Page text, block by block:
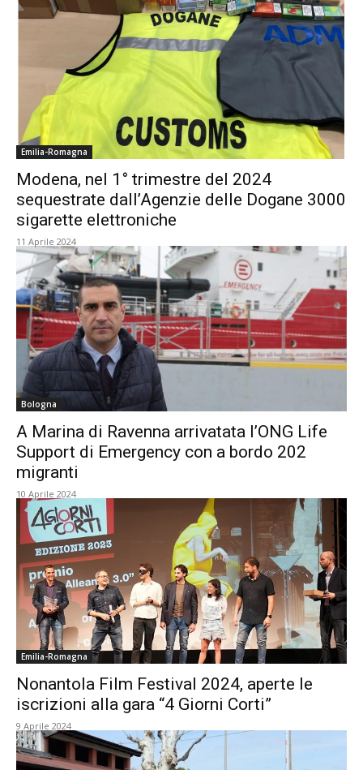
Emilia-Romagna
Modena, nel 1° trimestre del 2024
sequestrate dall’Agenzie delle Dogane 3000
sigarette elettroniche
11 Aprile 2024
Bologna
A Marina di Ravenna arrivatata l’ONG Life
Support di Emergency con a bordo 202
migranti
10 Aprile 2024
Emilia-Romagna
Nonantola Film Festival 2024, aperte le
iscrizioni alla gara “4 Giorni Corti”
9 Aprile 2024